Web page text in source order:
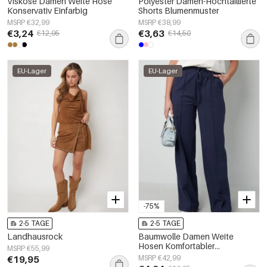
Konservativ Einfarbig
MSRP €32,99
€3,24 €12,95
Shorts Blumenmuster
MSRP €38,99
€3,63 €14,50
EU-Lager
2-5 TAGE
Landhausrock
MSRP €55,99
€19,95
-75%
EU-Lager
2-5 TAGE
Baumwolle Damen Weite
Hosen Komfortabler
Zugbandbund
MSRP €42,99